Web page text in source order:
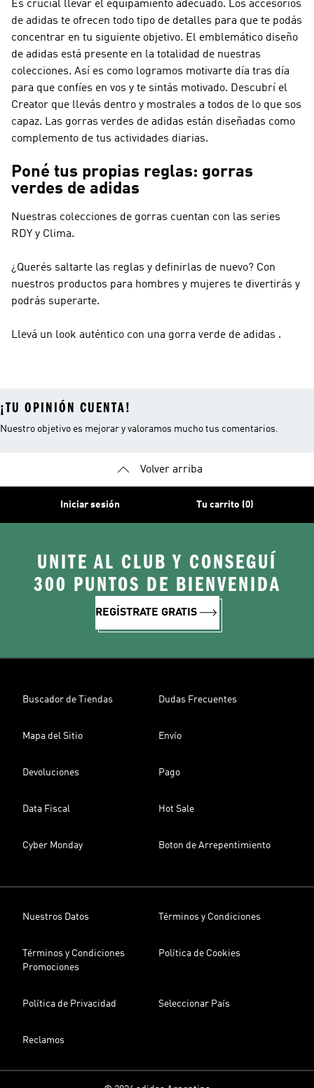
Es crucial llevár el equipamiento adecuado. Los accesorios
de adidas te ofrecen todo tipo de detalles para que te podás
concentrar en tu siguiente objetivo. El emblemático diseño
de adidas está presente en la totalidad de nuestras
colecciones. Así es como logramos motivarte día tras día
para que confíes en vos y te sintás motivado. Descubrí el
Creator que llevás dentro y mostrales a todos de lo que sos
capaz. Las gorras verdes de adidas están diseñadas como
complemento de tus actividades diarias.
Poné tus propias reglas: gorras
verdes de adidas
Nuestras colecciones de gorras cuentan con las series
RDY y Clima.
¿Querés saltarte las reglas y definirlas de nuevo? Con
nuestros productos para hombres y mujeres te divertirás y
podrás superarte.
Llevá un look auténtico con una gorra verde de adidas .
¡TU OPINIÓN CUENTA!
Nuestro objetivo es mejorar y valoramos mucho tus comentarios.
Volver arriba
Iniciar sesión Tu carrito (0)
UNITE AL CLUB Y CONSEGUÍ
300 PUNTOS DE BIENVENIDA
REGÍSTRATE GRATIS
Buscador de Tiendas Dudas Frecuentes
Mapa del Sitio Envío
Devoluciones Pago
Data Fiscal Hot Sale
Cyber Monday Boton de Arrepentimiento
Nuestros Datos Términos y Condiciones
Términos y Condiciones
Promociones
Política de Cookies
Política de Privacidad Seleccionar País
Reclamos